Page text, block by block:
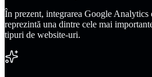
În prezent, integrarea Google Analytics
reprezintă una dintre cele mai
tipuri de website-uri.